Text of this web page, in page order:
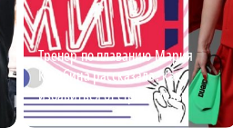
Тренер по плаванию Мария
Кулябина рассказала, как
избавиться от страха воды